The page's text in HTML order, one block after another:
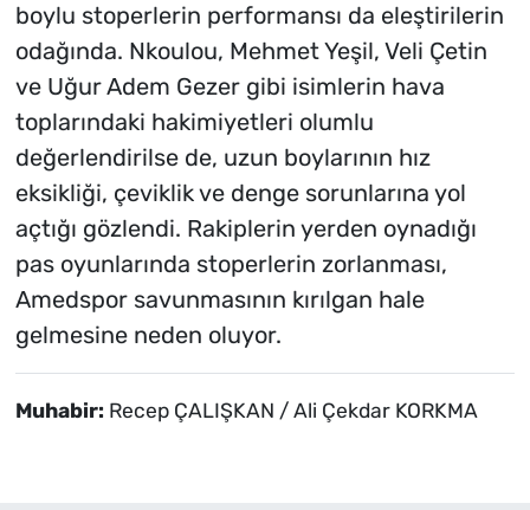
boylu stoperlerin performansı da eleştirilerin
odağında. Nkoulou, Mehmet Yeşil, Veli Çetin
ve Uğur Adem Gezer gibi isimlerin hava
toplarındaki hakimiyetleri olumlu
değerlendirilse de, uzun boylarının hız
eksikliği, çeviklik ve denge sorunlarına yol
açtığı gözlendi. Rakiplerin yerden oynadığı
pas oyunlarında stoperlerin zorlanması,
Amedspor savunmasının kırılgan hale
gelmesine neden oluyor.
Muhabir: Recep ÇALIŞKAN / Ali Çekdar KORKMA